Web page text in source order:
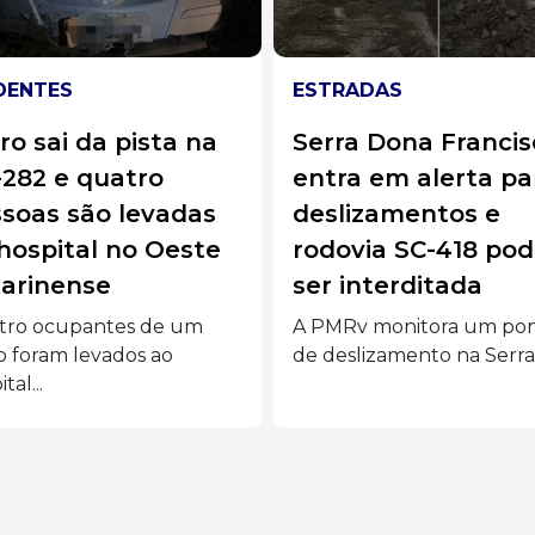
Dona Francisca
em alerta para
e
SC-418 pode
monitora um ponto
na Serra...
ACIDENTES
Motorista é
após saída de
colisão contra
na SC-355
Um homem de 58 anos foi
socorrido pelo Corpo...